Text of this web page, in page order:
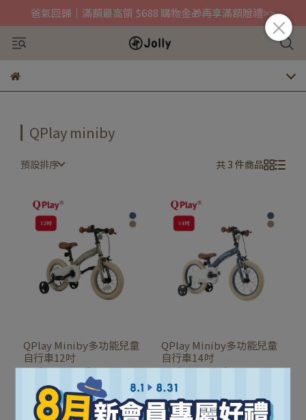
爸氣回歸｜滿額最高領 $688 購物金🎁再享滿額贈禮>>
QPlay miniby
預設排序 共 3 件商品
QPlay Miniby多功能兒童
自行車12吋
NT$2,980NT$3,680
加入購物車
QPlay Miniby多功能兒童
自行車14吋
NT$3,180NT$3,980